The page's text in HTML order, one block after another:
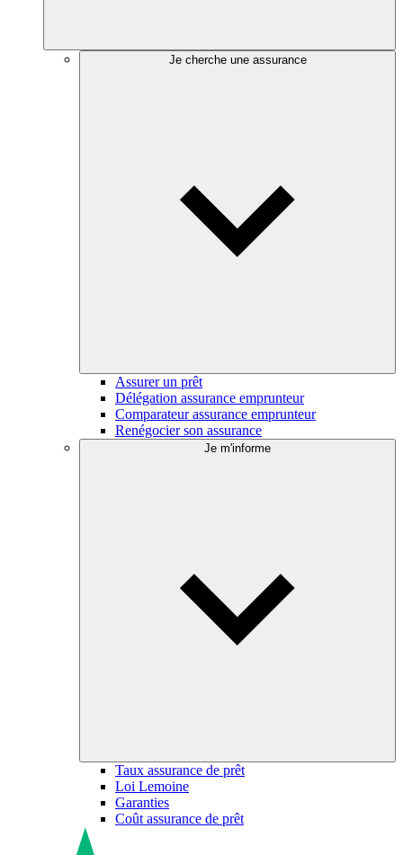
Je cherche une assurance
Assurer un prêt
Délégation assurance emprunteur
Comparateur assurance emprunteur
Renégocier son assurance
Je m'informe
Taux assurance de prêt
Loi Lemoine
Garanties
Coût assurance de prêt